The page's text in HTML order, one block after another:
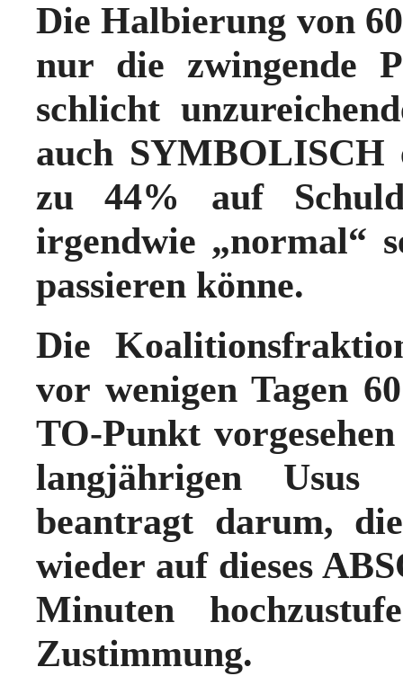
Die Halbierung von
nur die zwingende
schlicht
auch SYMBOLISCH
zu 44% auf
irgendwie „normal“
passieren könne.
Die
vor wenigen Tagen
TO-Punkt
langjährigen
beantragt darum,
wieder auf dieses
Minuten
Zustimmung.